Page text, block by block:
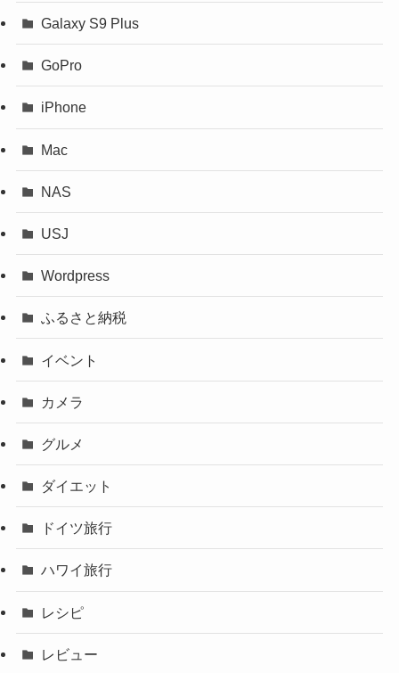
Galaxy S9 Plus
GoPro
iPhone
Mac
NAS
USJ
Wordpress
ふるさと納税
イベント
カメラ
グルメ
ダイエット
ドイツ旅行
ハワイ旅行
レシピ
レビュー